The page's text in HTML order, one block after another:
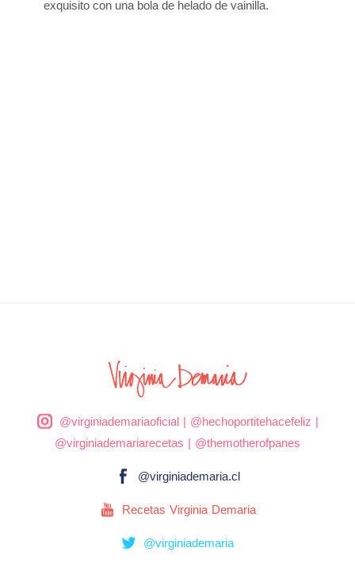
exquisito con una bola de helado de vainilla.
@virginiademariaoficial| @hechoportitehacefeliz |
@virginiademariarecetas | @themotherofpanes
@virginiademaria.cl
Recetas Virginia Demaria
@virginiademaria